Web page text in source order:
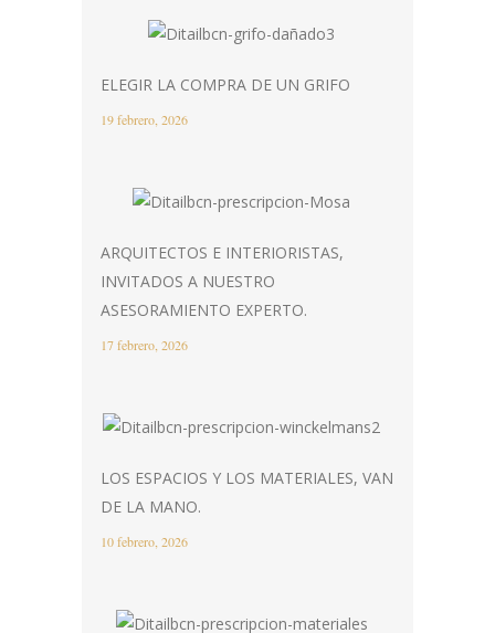
ELEGIR LA COMPRA DE UN GRIFO
19 febrero, 2026
ARQUITECTOS E INTERIORISTAS,
INVITADOS A NUESTRO
ASESORAMIENTO EXPERTO.
17 febrero, 2026
LOS ESPACIOS Y LOS MATERIALES, VAN
DE LA MANO.
10 febrero, 2026